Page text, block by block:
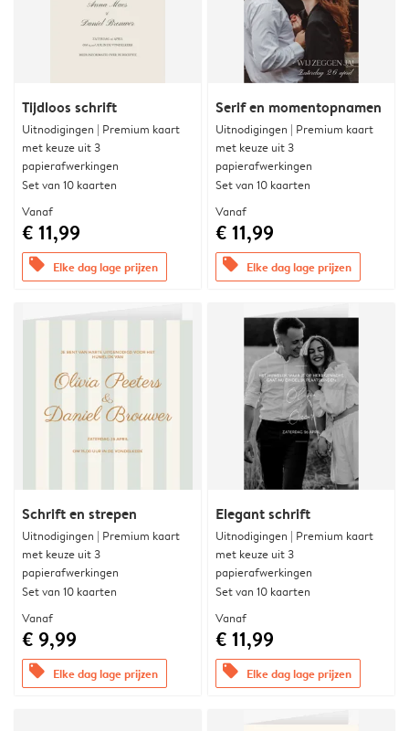
Tijdloos schrift
Uitnodigingen | Premium kaart
met keuze uit 3
papierafwerkingen
Set van 10 kaarten
Vanaf
€ 11,99
offers Elke dag lage prijzen
Serif en momentopnamen
Uitnodigingen | Premium kaart
met keuze uit 3
papierafwerkingen
Set van 10 kaarten
Vanaf
€ 11,99
offers Elke dag lage prijzen
Schrift en strepen
Uitnodigingen | Premium kaart
met keuze uit 3
papierafwerkingen
Set van 10 kaarten
Vanaf
€ 9,99
offers Elke dag lage prijzen
Elegant schrift
Uitnodigingen | Premium kaart
met keuze uit 3
papierafwerkingen
Set van 10 kaarten
Vanaf
€ 11,99
offers Elke dag lage prijzen